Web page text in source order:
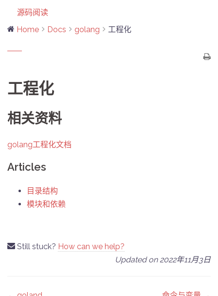
源码阅读
Home
Docs golang 工程化
工程化
相关资料
golang工程化文档
Articles
目录结构
模块和依赖
Still stuck? How can we help?
Updated on 2022年11月3日